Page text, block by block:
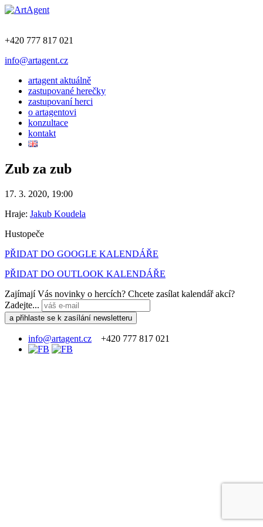
+420 777 817 021
info@artagent.cz
artagent aktuálně
zastupované herečky
zastupovaní herci
o artagentovi
konzultace
kontakt
Zub za zub
17. 3. 2020, 19:00
Hraje: Jakub Koudela
Hustopeče
PŘIDAT DO GOOGLE KALENDÁŘE
PŘIDAT DO OUTLOOK KALENDÁŘE
Zajímají Vás novinky o hercích? Chcete zasílat kalendář akcí?
Zadejte...
info@artagent.cz +420 777 817 021